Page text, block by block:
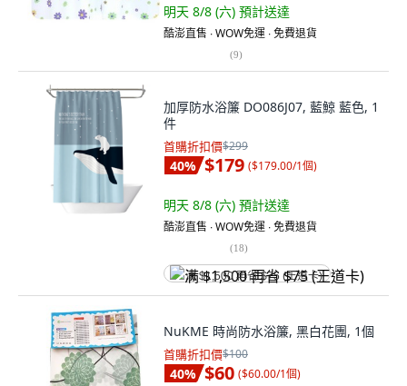
明天 8/8 (六) 預計送達
酷澎直售 ∙ WOW免運 ∙ 免費退貨
(9)
加厚防水浴簾 DO086J07, 藍鯨 藍色, 1
件
首購折扣價$299
40% $179 ($179.00/1個)
明天 8/8 (六) 預計送達
酷澎直售 ∙ WOW免運 ∙ 免費退貨
(18)
满 $1,500 再省 $75 (王道卡)
NuKME 時尚防水浴簾, 黑白花團, 1個
首購折扣價$100
40% $60 ($60.00/1個)